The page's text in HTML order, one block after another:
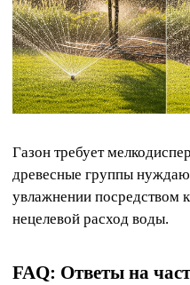
Газон требует
древесные группы
увлажнении посредством
нецелевой расход воды.
FAQ: Ответы на